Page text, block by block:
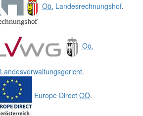
Oö. Landesrechnungshof.
Oö.
Landesverwaltungsgericht.
Europe Direct OÖ.